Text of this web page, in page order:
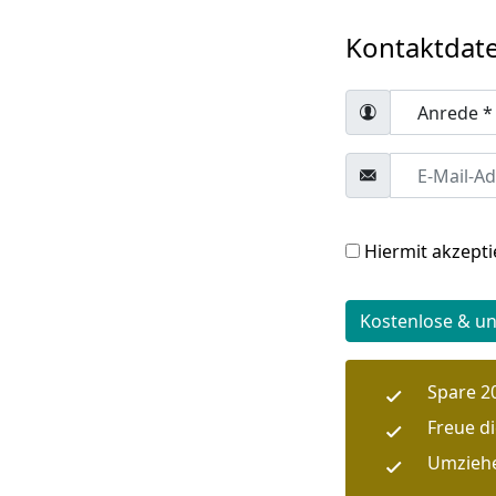
Hiermit
Kostenlose &
Spare
Freue